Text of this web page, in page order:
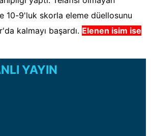
10-9'luk skorla eleme düellosunu
kalmayı başardı. Elenen isim ise
YAYIN